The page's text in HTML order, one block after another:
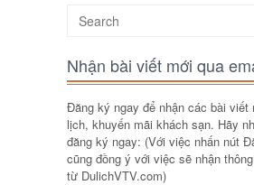
Nhận bài viết mới qua
Đăng ký ngay để nhận các bài viết
lịch, khuyến mãi khách sạn. Hãy
đăng ký ngay: (Với việc nhấn nút
cũng đồng ý với việc sẽ nhận
từ DulichVTV.com)